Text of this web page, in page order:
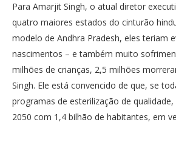
Para Amarjit Singh, o atual diretor
quatro maiores estados do cinturão
modelo de Andhra Pradesh, eles teriam
nascimentos – e também muito
milhões de crianças, 2,5 milhões
Singh. Ele está convencido de que, se
programas de esterilização de
2050 com 1,4 bilhão de habitantes, em